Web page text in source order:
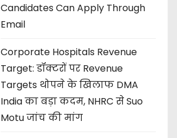
Candidates Can Apply Through
Email
Corporate Hospitals Revenue
Target: डॉक्टरों पर Revenue
Targets थोपने के खिलाफ DMA
India का बड़ा कदम, NHRC से Suo
Motu जांच की मांग